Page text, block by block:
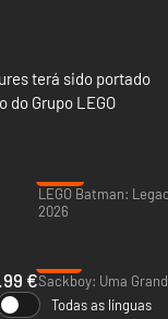
terá sido portado
do Grupo LEGO
2026
€Sackboy: Uma
Todas as línguas